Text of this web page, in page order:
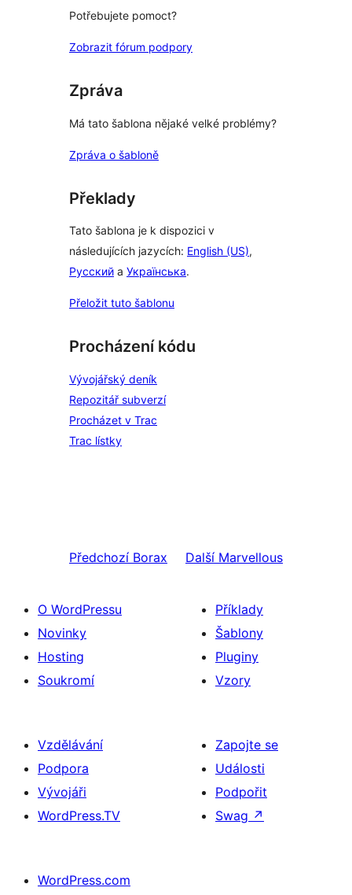
Potřebujete pomoct?
Zobrazit fórum podpory
Zpráva
Má tato šablona nějaké velké problémy?
Zpráva o šabloně
Překlady
Tato šablona je k dispozici v
následujících jazycích: English (US),
Русский a Українська.
Přeložit tuto šablonu
Procházení kódu
Vývojářský deník
Repozitář subverzí
Procházet v Trac
Trac lístky
Předchozí Borax Další Marvellous
O WordPressu
Novinky
Hosting
Soukromí
Příklady
Šablony
Pluginy
Vzory
Vzdělávání
Podpora
Vývojáři
WordPress.TV
Zapojte se
Události
Podpořit
Swag ↗
WordPress.com